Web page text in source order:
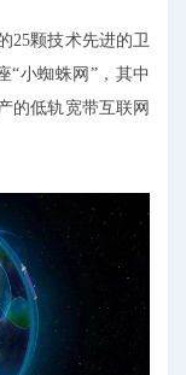
25颗技术先进的卫
“小蜘蛛网”，其中
的低轨宽带互联网